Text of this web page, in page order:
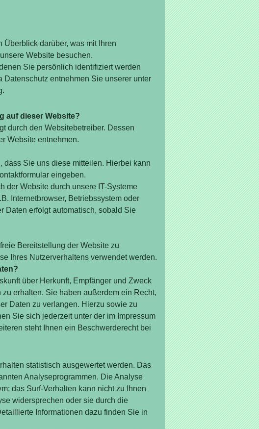
darüber, was mit Ihren
Website besuchen.
Sie persönlich identifiziert werden
Datenschutz entnehmen Sie unserer unter
auf dieser Website?
durch den Websitebetreiber. Dessen
Website entnehmen.
dass Sie uns diese mitteilen. Hierbei kann
eingeben.
der Website durch unsere IT-Systeme
Internetbrowser, Betriebssystem oder
Daten erfolgt automatisch, sobald Sie
Bereitstellung der Website zu
Ihres Nutzerverhaltens verwendet werden.
über Herkunft, Empfänger und Zweck
erhalten. Sie haben außerdem ein Recht,
Daten zu verlangen. Hierzu sowie zu
Sie sich jederzeit unter der im Impressum
steht Ihnen ein Beschwerderecht bei
statistisch ausgewertet werden. Das
Analyseprogrammen. Die Analyse
das Surf-Verhalten kann nicht zu Ihnen
widersprechen oder sie durch die
Informationen dazu finden Sie in